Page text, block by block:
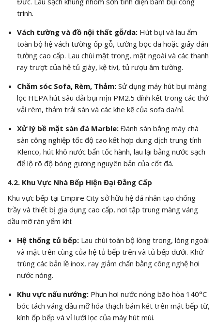
trình.
Vách tường và đồ nội thất gỗ/da:Hút bụi và lau ẩm
toàn bộ hệ vách tường ốp gỗ, tường bọc da hoặc giấy dán
tường cao cấp. Lau chùi mặt trong, mặt ngoài và các thanh
ray trượt của hệ tủ giày, kệ tivi, tủ rượu âm tường.
Chăm sóc Sofa, Rèm, Thảm:Sử dụng máy hút bụi màng
lọc HEPA hút sâu dải bụi mịn PM2.5 dính kết trong các thớ
vải rèm, thảm trải sàn và các khe kẽ của sofa da/nỉ.
Xử lý bề mặt sàn đá Marble:Đánh sàn bằng máy chà
sàn công nghiệp tốc độ cao kết hợp dung dịch trung tính
Klenco, hút khô nước bẩn tốc hành, lau lại bằng nước sạch
để lộ rõ độ bóng gương nguyên bản của cốt đá.
4.2. Khu Vực Nhà Bếp Hiện Đại Đẳng Cấp
Khu vực bếp tại Empire City sở hữu hệ đá nhân tạo chống
trầy và thiết bị gia dụng cao cấp, nơi tập trung màng váng
dầu mỡ rán yếm khí:
Hệ thống tủ bếp:Lau chùi toàn bộ lòng trong, lòng ngoài
và mặt trên cùng của hệ tủ bếp trên và tủ bếp dưới. Khử
trùng các bản lề inox, ray giảm chấn bằng công nghệ hơi
nước nóng.
Khu vực nấu nướng:Phun hơi nước nóng bão hòa 140°C
bóc tách váng dầu mỡ hóa thạch bám két trên mặt bếp từ,
kính ốp bếp và vỉ lưới lọc của máy hút mùi.